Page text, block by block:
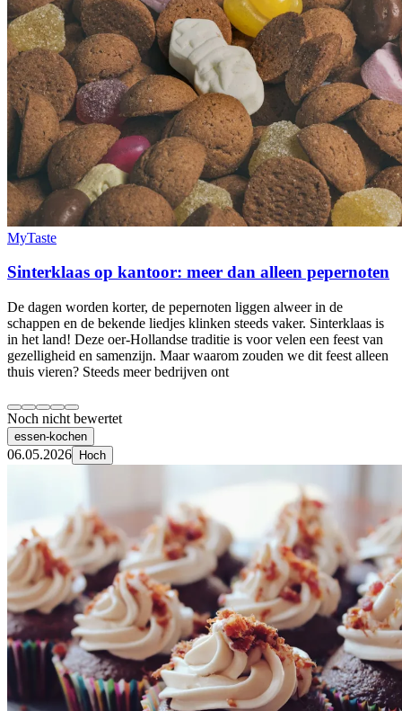
MyTaste
Sinterklaas op kantoor: meer dan alleen pepernoten
De dagen worden korter, de pepernoten liggen alweer in de
schappen en de bekende liedjes klinken steeds vaker. Sinterklaas is
in het land! Deze oer-Hollandse traditie is voor velen een feest van
gezelligheid en samenzijn. Maar waarom zouden we dit feest alleen
thuis vieren? Steeds meer bedrijven ont
Noch nicht bewertet
essen-kochen
06.05.2026 Hoch